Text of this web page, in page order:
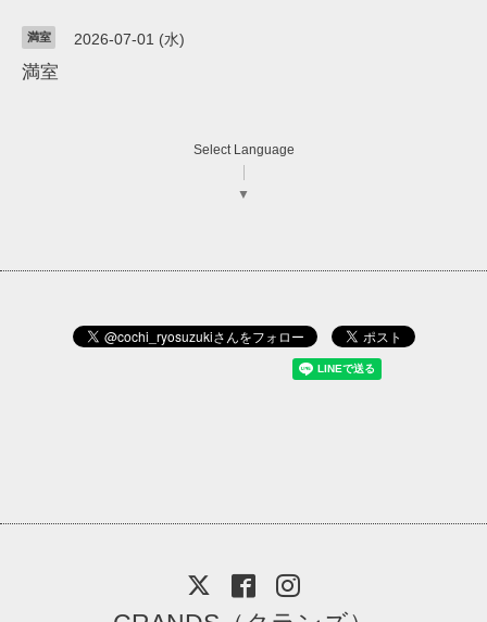
満室 2026-07-01 (水)
満室
Select Language
▼